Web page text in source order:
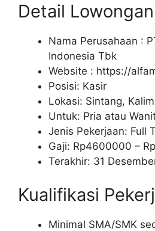
Detail
Nama Perusahaan :
Indonesia Tbk
Website : https://
Posisi: Kasir
Lokasi: Sintang,
Untuk: Pria atau
Jenis Pekerjaan: Full
Gaji: Rp4600000 – Rp
Terakhir: 31
Kualifikasi
Minimal SMA/SMK